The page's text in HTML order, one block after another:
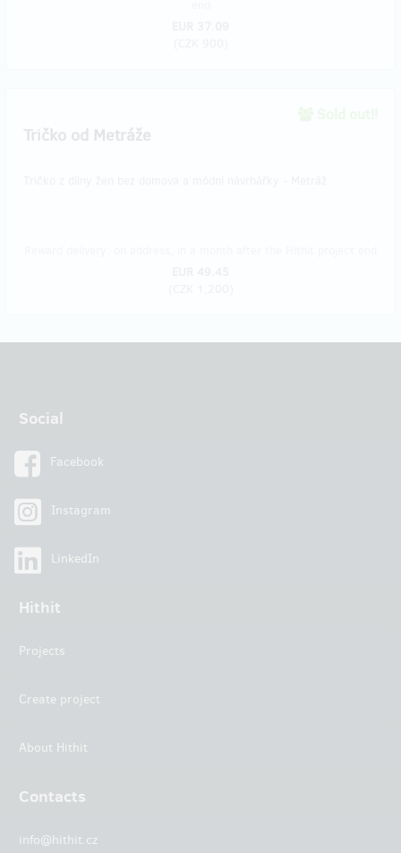
Tričko od Metráže
Social
Facebook
Instagram
LinkedIn
Hithit
Projects
Create project
About Hithit
Contacts
info@hithit.cz